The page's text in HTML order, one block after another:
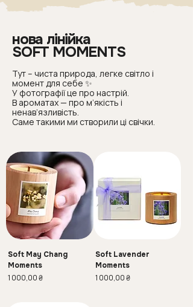
нова лінійка
SOFT MOMENTS
Тут – чиста природа, легке світло і
момент для себе ✨
У фотографії це про настрій.
В ароматах — про м’якість і
ненав’язливість.
Саме такими ми створили ці свічки.
Soft May Chang
Moments
Ціна
1 000,00 ₴
Soft Lavender
Moments
Ціна
1 000,00 ₴